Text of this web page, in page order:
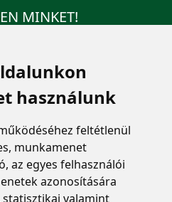
használunk
feltétlenül
munkamenet
az egyes felhasználói
azonosítására
statisztikai valamint
MINKET!